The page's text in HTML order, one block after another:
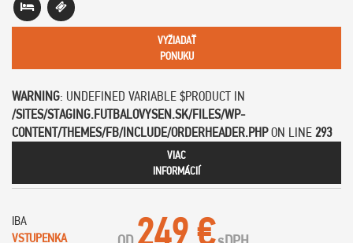
VYŽIADAŤ
PONUKU
WARNING: UNDEFINED VARIABLE $PRODUCT IN
/SITES/STAGING.FUTBALOVYSEN.SK/FILES/WP-
CONTENT/THEMES/FB/INCLUDE/ORDERHEADER.PHPON LINE 293
VIAC
INFORMÁCIÍ
IBA
VSTUPENKA
249 €